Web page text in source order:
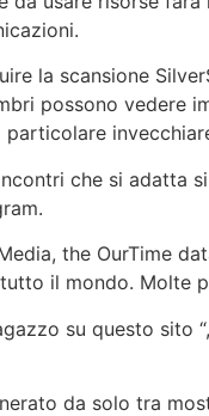
la scansione
possono vedere
che si adatta
the OurTime
il mondo. Molte
su questo sito
da solo tra